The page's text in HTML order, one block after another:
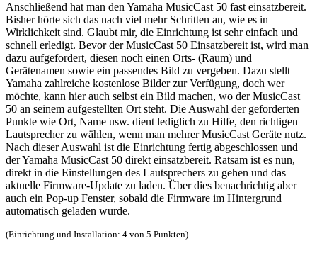
Anschließend hat man den Yamaha MusicCast 50 fast einsatzbereit.
Bisher hörte sich das nach viel mehr Schritten an, wie es in
Wirklichkeit sind. Glaubt mir, die Einrichtung ist sehr einfach und
schnell erledigt. Bevor der MusicCast 50 Einsatzbereit ist, wird man
dazu aufgefordert, diesen noch einen Orts- (Raum) und
Gerätenamen sowie ein passendes Bild zu vergeben. Dazu stellt
Yamaha zahlreiche kostenlose Bilder zur Verfügung, doch wer
möchte, kann hier auch selbst ein Bild machen, wo der MusicCast
50 an seinem aufgestellten Ort steht. Die Auswahl der geforderten
Punkte wie Ort, Name usw. dient lediglich zu Hilfe, den richtigen
Lautsprecher zu wählen, wenn man mehrer MusicCast Geräte nutz.
Nach dieser Auswahl ist die Einrichtung fertig abgeschlossen und
der Yamaha MusicCast 50 direkt einsatzbereit. Ratsam ist es nun,
direkt in die Einstellungen des Lautsprechers zu gehen und das
aktuelle Firmware-Update zu laden. Über dies benachrichtig aber
auch ein Pop-up Fenster, sobald die Firmware im Hintergrund
automatisch geladen wurde.
(Einrichtung und Installation: 4 von 5 Punkten)